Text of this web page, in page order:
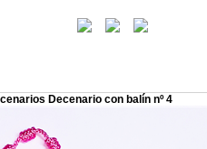
Decenario con balín nº 4